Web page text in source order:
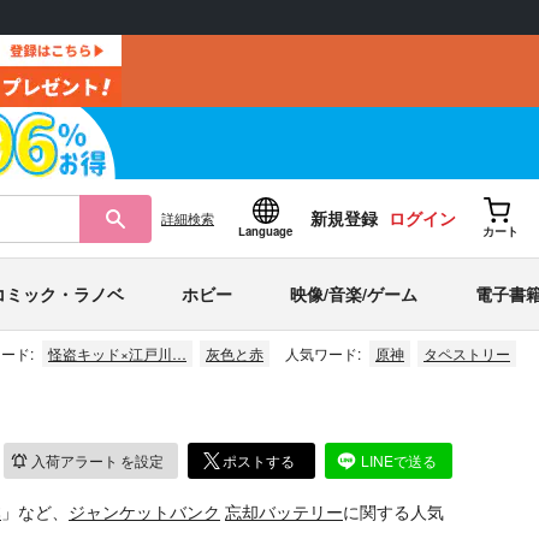
詳細検索
Language
新規登録 ログイン
カート
ミック・ラノベ ホビー 映像/音楽/ゲーム 電子書
ド: 怪盗キッド×江戸川… 灰色と赤 人気ワード: 原神 タペストリー
入荷アラート を設定 ポストする LINEで送る
」など、 ジャンケットバンク 忘却バッテリーに関する人気